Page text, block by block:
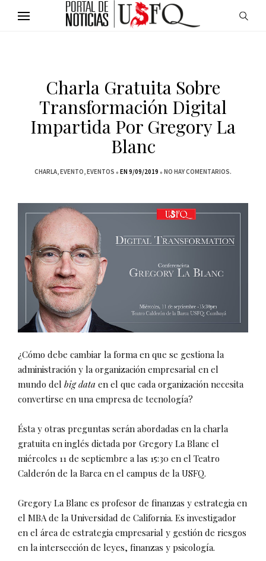
Charla Gratuita Sobre
Transformación Digital
Impartida Por Gregory La
Blanc
CHARLA EVENTO EVENTOS EN 9/09/2019 NO HAY COMENTARIOS.
¿Cómo debe cambiar la forma en que se gestiona la
administración y la organización empresarial en el
mundo del big data en el que cada organización necesita
convertirse en una empresa de tecnología?
Ésta y otras preguntas serán abordadas en la charla
gratuita en inglés dictada por Gregory La Blanc el
miércoles 11 de septiembre a las 15:30 en el Teatro
Calderón de la Barca en el campus de la USFQ.
Gregory La Blanc es profesor de finanzas y estrategia en
el MBA de la Universidad de California. Es investigador
en el área de estrategia empresarial y gestión de riesgos
en la intersección de leyes, finanzas y psicología.